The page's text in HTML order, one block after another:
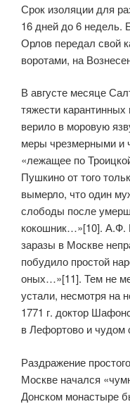
Срок изоляции для
16 дней до 6 недель.
Орлов передал свой
воротами, на
В августе месяце
тяжести
верило в моровую
меры чрезмерными и
«лежащее по
Пушкино от того
вымерло, что один
слободы после
кокошник…»[10]. А.Ф.
заразы в Москве
побудило простой
оных…»[11]. Тем не
устали, несмотря на
1771 г. доктор
в Лефортово и чудом
Раздражение
Москве начался
Донском монастыре